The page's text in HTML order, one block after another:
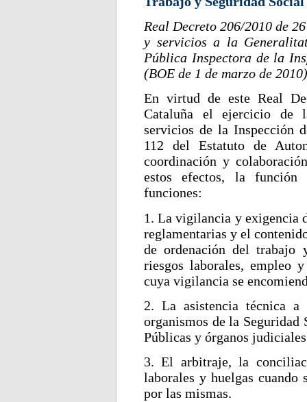
Real Decreto 206/2010 de
y servicios a la
Pública Inspectora de la
(BOE de 1 de marzo de
En virtud de este Real
Cataluña el ejercicio de
servicios de la Inspección
112 del Estatuto de
coordinación y
estos efectos, la función
funciones:
1. La vigilancia y exigencia
reglamentarias y el
de ordenación del trabajo
riesgos laborales, empleo
cuya vigilancia se
2. La asistencia técnica a
organismos de la
Públicas y órganos
3. El arbitraje, la
laborales y huelgas cuando
por las mismas.